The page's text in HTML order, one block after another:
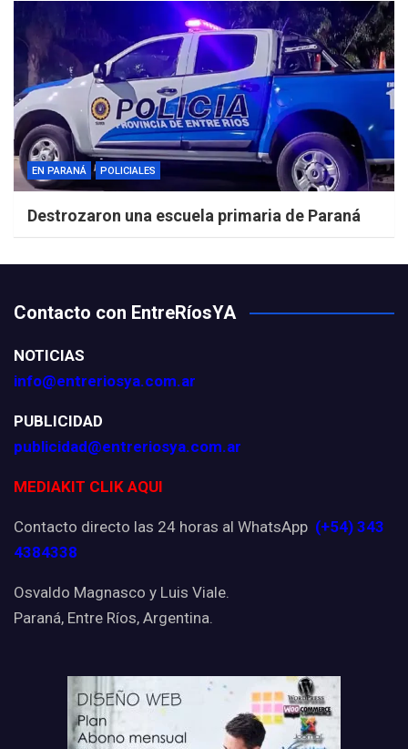
EN PARANÁ POLICIALES
Destrozaron una escuela primaria de Paraná
Contacto con EntreRíosYA
NOTICIAS
info@entreriosya.com.ar
PUBLICIDAD
publicidad@entreriosya.com.ar
MEDIAKIT CLIK AQUI
Contacto directo las 24 horas al WhatsApp (+54) 343
4384338
Osvaldo Magnasco y Luis Viale.
Paraná, Entre Ríos, Argentina.